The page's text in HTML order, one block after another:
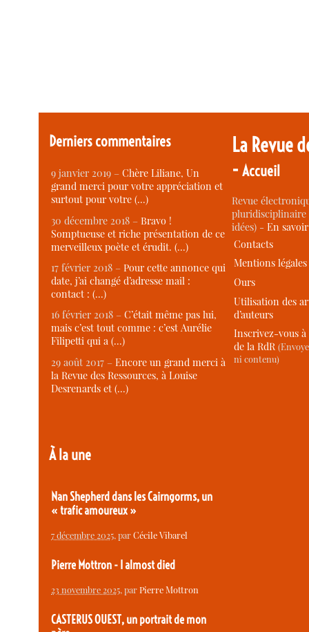
Derniers commentaires
9 janvier 2019 –Chère Liliane, Un
grand merci pour votre appréciation et
surtout pour votre (…)
30 décembre 2018 –Bravo !
Somptueuse et riche présentation de ce
merveilleux poète et érudit. (…)
17 février 2018 –Pour cette annonce qui
date, j’ai changé d’adresse mail :
contact : (…)
16 février 2018 –C’était même pas lui,
mais c’est tout comme : c’est Aurélie
Filipetti qui a (…)
29 août 2017 –Encore un grand merci à
la Revue des Ressources, à Louise
Desrenards et (…)
À la une
Nan Shepherd dans les Cairngorms, un
« trafic amoureux »
7 décembre 2025, parCécile Vibarel
Pierre Mottron - I almost died
23 novembre 2025, parPierre Mottron
CASTERUS OUEST, un portrait de mon
La Revue
-Accueil
Revue
idées) -En
Contacts
Mentions légales
Ours
Utilisation des
d’auteurs
Inscrivez-vous
de la RdR
ni contenu)